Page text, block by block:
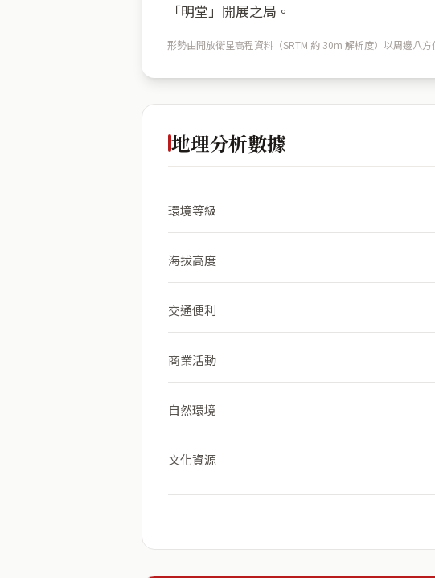
「明堂」開展之局。
形勢由開放衛星高程資料（SRTM 約 30m 解析度）以周邊八
地理分析數據
環境等級
海拔高度
交通便利
商業活動
自然環境
文化資源